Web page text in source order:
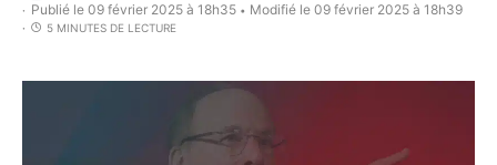
Publié le 09 février 2025 à 18h35 • Modifié le 09 février 2025 à 18h39
5 MINUTES DE LECTURE